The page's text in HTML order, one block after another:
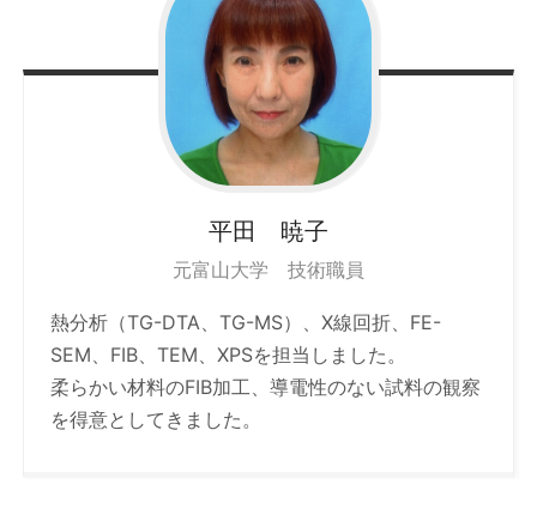
平田 暁子
元富山大学 技術職員
熱分析（TG-DTA、TG-MS）、X線回折、FE-
SEM、FIB、TEM、XPSを担当しました。
柔らかい材料のFIB加工、導電性のない試料の観察
を得意としてきました。